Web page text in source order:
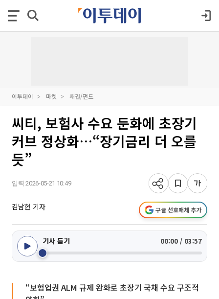
이투데이 마켓 채권/펀드
씨티, 보험사 수요 둔화에 초장기
커브 정상화…“장기금리 더 오를
듯”
입력 2026-05-21 10:49
김남현 기자 구글 선호매체 추가
기사 듣기 00:00 / 03:57
“보험업권 ALM 규제 완화로 초장기 국채 수요 구조적